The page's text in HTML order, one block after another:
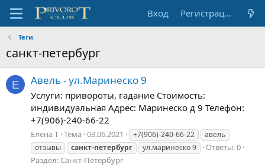
Вход Регистрация
Теги
санкт-петербург
Е Авель - ул.Маринеско 9
Услуги: привороты, гадание Стоимость:
индивидуальная Адрес: Маринеско д 9 Телефон:
+7(906)-240-66-22
Елена Т Тема 03.06.2021 +7(906)-240-66-22
авель
отзывы
санкт-петербург ул.маринеско 9
Ответы: 0
Раздел: Санкт-Петербург